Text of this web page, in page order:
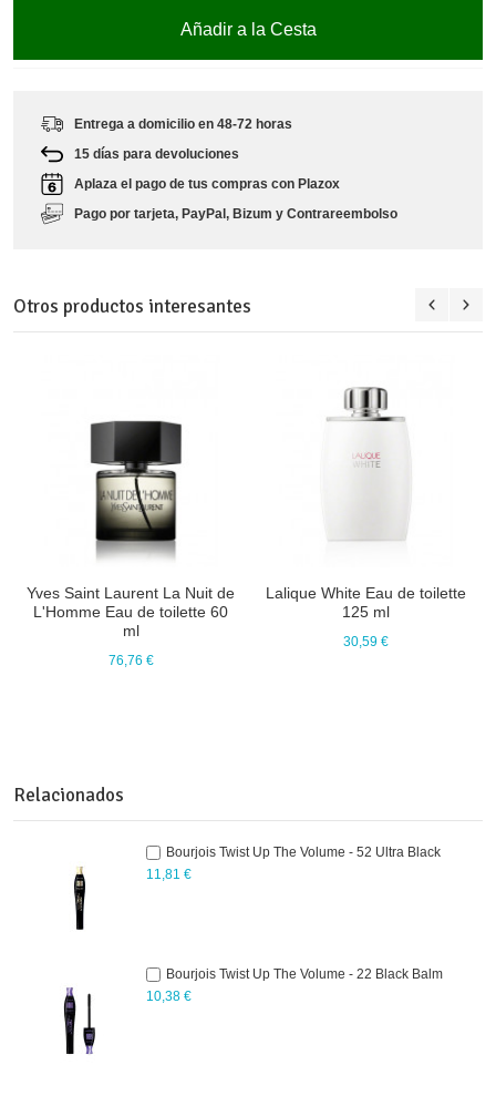
Añadir a la Cesta
Entrega a domicilio en 48-72 horas
15 días para devoluciones
Aplaza el pago de tus compras con Plazox
Pago por tarjeta, PayPal, Bizum y Contrareembolso
Relacionados
Bourjois Twist Up The Volume - 52 Ultra Black
11,81 €
Bourjois Twist Up The Volume - 22 Black Balm
10,38 €
Otros productos interesantes
Yves Saint Laurent La Nuit de
L'Homme Eau de toilette 60
ml
76,76 €
Lalique White Eau de toilette
125 ml
30,59 €